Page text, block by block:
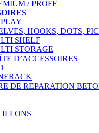
/ PROFF
HOOKS, DOTS,
SHELF
STORAGE
D’ACCESSOIRES
DE REPARATION